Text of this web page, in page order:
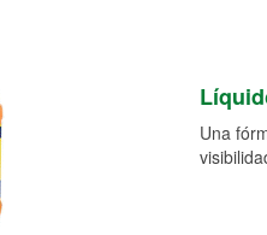
Una